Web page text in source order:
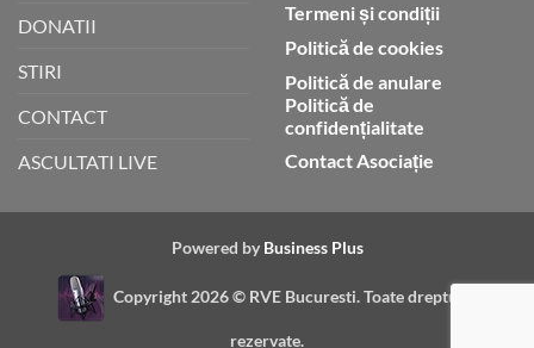
DONATII
STIRI
CONTACT
ASCULTATI LIVE
Termeni și condiții
Politică de cookies
Politică de anulare
Politică de
confidențialitate
Contact Asociație
Powered by Business Plus
Copyright 2026 © RVE Bucuresti. Toate drepturile
rezervate.